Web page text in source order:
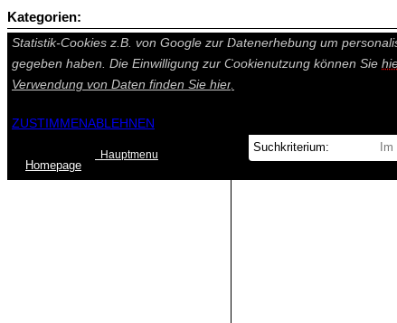
Auf dieser Seite werden technisch notwendige Cookies gesetzt.
Statistik-Cookies z.B. von Google zur Datenerhebung um
gegeben haben. Die Einwilligung zur Cookienutzung können Sie
Verwendung von Daten finden Sie hier.
ZUSTIMMENABLEHNEN
Homepage
Hauptmenu
Kategorien: